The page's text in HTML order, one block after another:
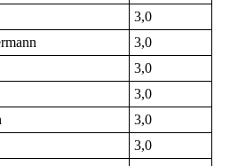
3,0
3,0
3,0
3,0
3,0
3,0